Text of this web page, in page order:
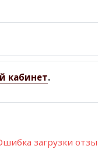
кабинет.
загрузки